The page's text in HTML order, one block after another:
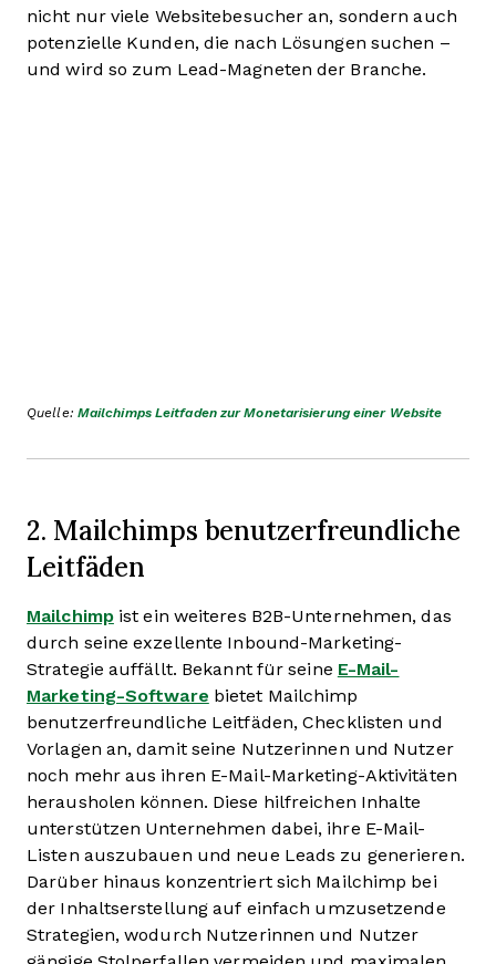
nicht nur viele Websitebesucher an, sondern auch
potenzielle Kunden, die nach Lösungen suchen –
und wird so zum Lead-Magneten der Branche.
Quelle: Mailchimps Leitfaden zur Monetarisierung einer Website
2. Mailchimps benutzerfreundliche
Leitfäden
Mailchimpist ein weiteres B2B-Unternehmen, das
durch seine exzellente Inbound-Marketing-
Strategie auffällt. Bekannt für seine E-Mail-
Marketing-Software bietet Mailchimp
benutzerfreundliche Leitfäden, Checklisten und
Vorlagen an, damit seine Nutzerinnen und Nutzer
noch mehr aus ihren E-Mail-Marketing-Aktivitäten
herausholen können. Diese hilfreichen Inhalte
unterstützen Unternehmen dabei, ihre E-Mail-
Listen auszubauen und neue Leads zu generieren.
Darüber hinaus konzentriert sich Mailchimp bei
der Inhaltserstellung auf einfach umzusetzende
Strategien, wodurch Nutzerinnen und Nutzer